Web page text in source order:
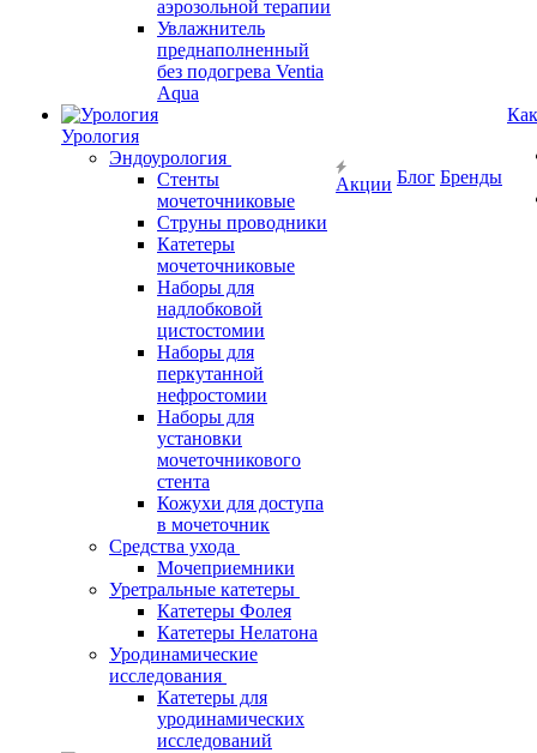
аэрозольной терапии
Увлажнитель
преднаполненный
без подогрева Ventia
Aqua
Урология
Эндоурология
Стенты
мочеточниковые
Струны проводники
Катетеры
мочеточниковые
Наборы для
надлобковой
цистостомии
Наборы для
перкутанной
нефростомии
Наборы для
установки
мочеточникового
стента
Кожухи для доступа
в мочеточник
Средства ухода
Мочеприемники
Уретральные катетеры
Катетеры Фолея
Катетеры Нелатона
Уродинамические
исследования
Катетеры для
уродинамических
исследований
Акции Блог Бренды